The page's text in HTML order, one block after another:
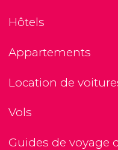
Hôtels
Appartements
Location de
Vols
Guides de voyage